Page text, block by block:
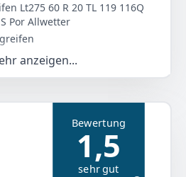
Lt275 60 R 20 TL 119 116Q
Por Allwetter
Gewicht
anzeigen...
Bewertung
1,5
sehr gut